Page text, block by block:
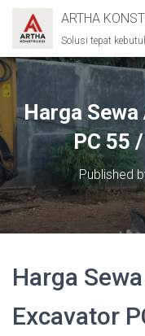
ARTHA
Solusi tepat
Harga
PC 55
Published
Harga
Excavator